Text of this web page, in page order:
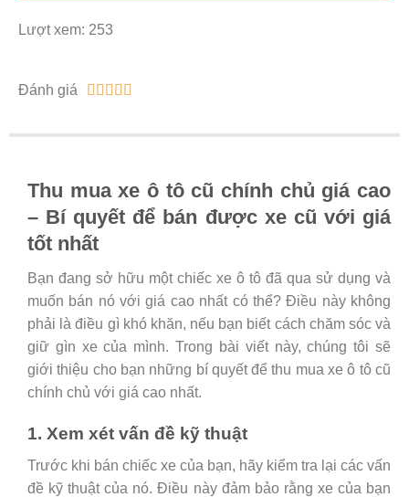
Lượt xem: 253
Đánh giá     
Thu mua xe ô tô cũ chính chủ giá cao
– Bí quyết để bán được xe cũ với giá
tốt nhất
Bạn đang sở hữu một chiếc xe ô tô đã qua sử dụng và
muốn bán nó với giá cao nhất có thể? Điều này không
phải là điều gì khó khăn, nếu bạn biết cách chăm sóc và
giữ gìn xe của mình. Trong bài viết này, chúng tôi sẽ
giới thiệu cho bạn những bí quyết để thu mua xe ô tô cũ
chính chủ với giá cao nhất.
1. Xem xét vấn đề kỹ thuật
Trước khi bán chiếc xe của bạn, hãy kiểm tra lại các vấn
đề kỹ thuật của nó. Điều này đảm bảo rằng xe của bạn